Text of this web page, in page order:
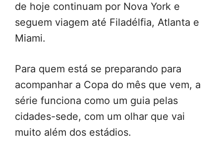
de hoje continuam por Nova York e
seguem viagem até Filadélfia, Atlanta e
Miami.
Para quem está se preparando para
acompanhar a Copa do mês que vem, a
série funciona como um guia pelas
cidades-sede, com um olhar que vai
muito além dos estádios.